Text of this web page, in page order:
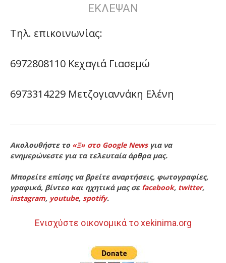
ΕΚΛΕΨΑΝ
Τηλ. επικοινωνίας:
6972808110 Κεχαγιά Γιασεμώ
6973314229 Μετζογιαννάκη Ελένη
Ακολουθήστε το «Ξ» στο Google Newsγια να
ενημερώνεστε για τα τελευταία άρθρα μας.
Μπορείτε επίσης να βρείτε αναρτήσεις, φωτογραφίες,
γραφικά, βίντεο και ηχητικά μας σε facebook, twitter,
instagram, youtube, spotify.
Ενισχύστε οικονομικά το xekinima.org